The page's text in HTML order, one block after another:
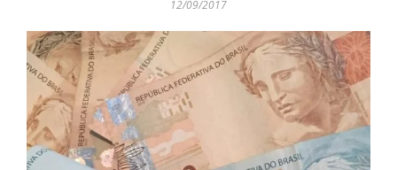
12/09/2017